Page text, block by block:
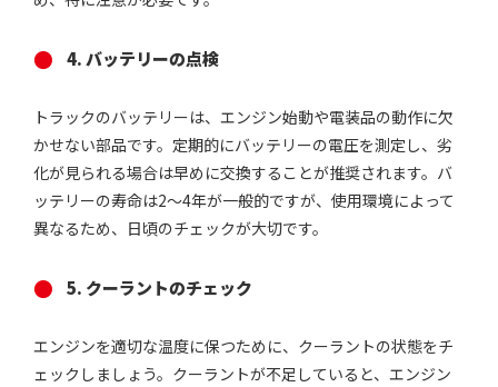
4. バッテリーの点検
トラックのバッテリーは、エンジン始動や電装品の動作に欠
かせない部品です。定期的にバッテリーの電圧を測定し、劣
化が見られる場合は早めに交換することが推奨されます。バ
ッテリーの寿命は2〜4年が一般的ですが、使用環境によって
異なるため、日頃のチェックが大切です。
5. クーラントのチェック
エンジンを適切な温度に保つために、クーラントの状態をチ
ェックしましょう。クーラントが不足していると、エンジン